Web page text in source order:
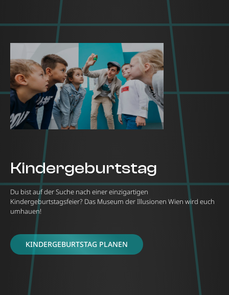
Kindergeburtstag
Du bist auf der Suche nach einer einzigartigen
Kindergeburtstagsfeier? Das Museum der Illusionen Wien wird euch
umhauen!
KINDERGEBURTSTAG PLANEN